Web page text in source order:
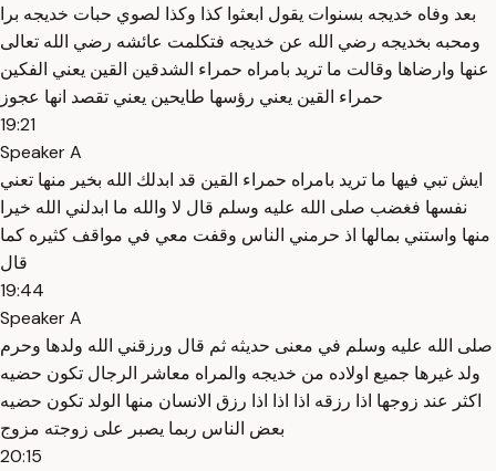
بعد وفاه خديجه بسنوات يقول ابعثوا كذا وكذا لصوي حبات خديجه برا
ومحبه بخديجه رضي الله عن خديجه فتكلمت عائشه رضي الله تعالى
عنها وارضاها وقالت ما تريد بامراه حمراء الشدقين القين يعني الفكين
حمراء القين يعني رؤسها طايحين يعني تقصد انها عجوز
19:21
Speaker A
ايش تبي فيها ما تريد بامراه حمراء القين قد ابدلك الله بخير منها تعني
نفسها فغضب صلى الله عليه وسلم قال لا والله ما ابدلني الله خيرا
منها واستني بمالها اذ حرمني الناس وقفت معي في مواقف كثيره كما
قال
19:44
Speaker A
صلى الله عليه وسلم في معنى حديثه ثم قال ورزقني الله ولدها وحرم
ولد غيرها جميع اولاده من خديجه والمراه معاشر الرجال تكون حضيه
اكثر عند زوجها اذا رزقه اذا اذا اذا رزق الانسان منها الولد تكون حضيه
بعض الناس ربما يصبر على زوجته مزوج
20:15